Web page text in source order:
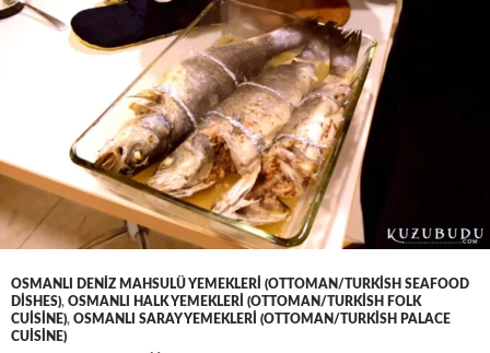
OSMANLI DENIZ MAHSULÜ YEMEKLERI (OTTOMAN/TURKISH SEAFOOD
DISHES), OSMANLI HALK YEMEKLERI (OTTOMAN/TURKISH FOLK
CUISINE), OSMANLI SARAY YEMEKLERI (OTTOMAN/TURKISH PALACE
CUISINE)